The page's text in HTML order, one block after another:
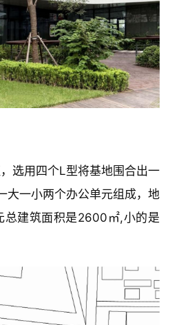
选用四个L型将基地围合出一
大一小两个办公单元组成，地
总建筑面积是2600㎡,小的是